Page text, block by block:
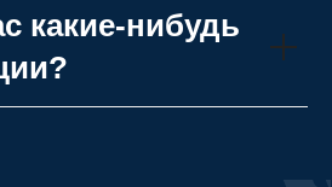
какие-нибудь